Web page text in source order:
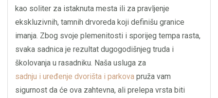
kao soliter za istaknuta mesta ili za pravljenje
ekskluzivnih, tamnih drvoreda koji definišu granice
imanja. Zbog svoje plemenitosti i sporijeg tempa rasta,
svaka sadnica je rezultat dugogodišnjeg truda i
školovanja u rasadniku. Naša usluga za
sadnju i uređenje dvorišta i parkova pruža vam
sigurnost da će ova zahtevna, ali prelepa vrsta biti